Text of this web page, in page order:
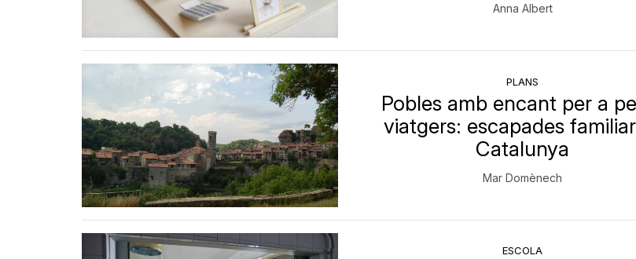
Anna Albert
PLANS
Pobles amb encant per a
viatgers: escapades
Catalunya
Mar Domènech
ESCOLA